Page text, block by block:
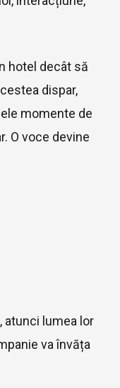
hotel decât să
dispar,
momente de
O voce devine
atunci lumea lor
va învăța